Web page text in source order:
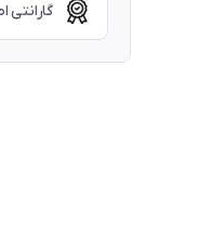
گارانتی